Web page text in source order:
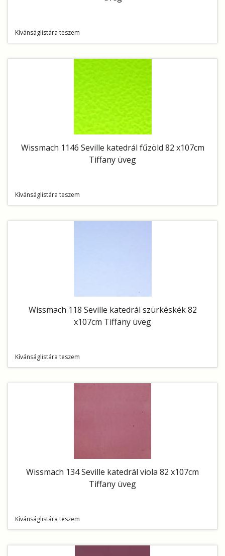
Kívánságlistára teszem
Wissmach 1146 Seville katedrál fűzöld 82 x107cm
Tiffany üveg
Kívánságlistára teszem
Wissmach 118 Seville katedrál szürkéskék 82
x107cm Tiffany üveg
Kívánságlistára teszem
Wissmach 134 Seville katedrál viola 82 x107cm
Tiffany üveg
Kívánságlistára teszem